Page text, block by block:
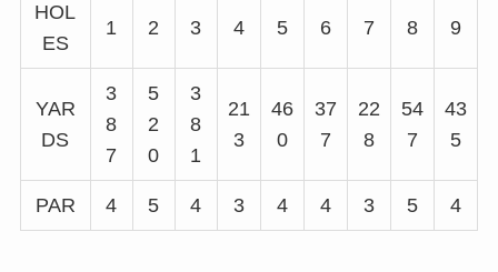
HOL
ES
1 2 3 4 5 6 7 8 9
YAR
DS
3
8
7
5
2
0
3
8
1
21
3
46
0
37
7
22
8
54
7
43
5
PAR 4 5 4 3 4 4 3 5 4